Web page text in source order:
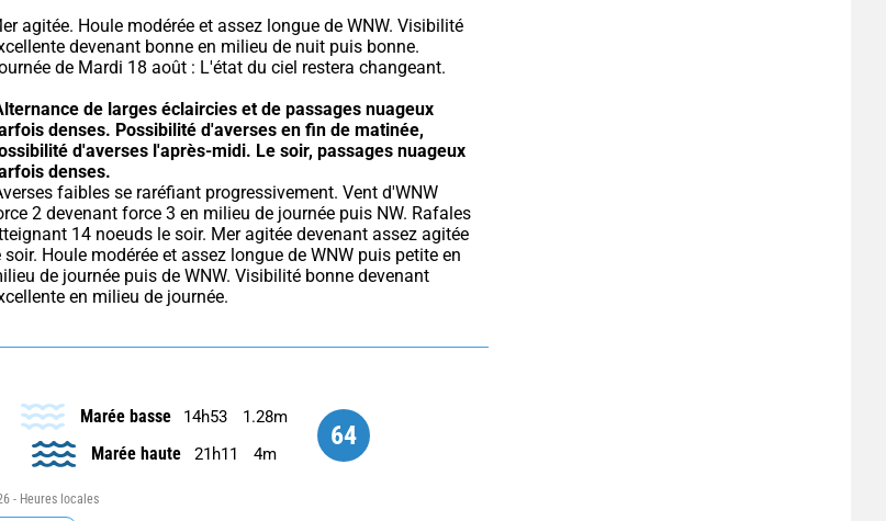
agitée. Houle modérée et assez longue de WNW. Visibilité
devenant bonne en milieu de nuit puis bonne.
de Mardi 18 août : L'état du ciel restera changeant.
de larges éclaircies et de passages nuageux
denses. Possibilité d'averses en fin de matinée,
d'averses l'après-midi. Le soir, passages nuageux
denses.
2 devenant force 3 en milieu de journée puis NW. Rafales
14 noeuds le soir. Mer agitée devenant assez agitée
soir. Houle modérée et assez longue de WNW puis petite en
de journée puis de WNW. Visibilité bonne devenant
en milieu de journée.
64
Marée basse 14h53 1.28m
Marée haute 21h11 4m
- Heures locales